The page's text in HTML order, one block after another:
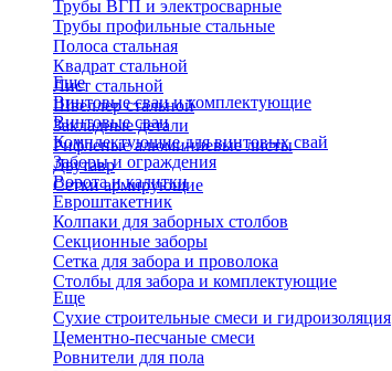
Трубы ВГП и электросварные
Трубы профильные стальные
Полоса стальная
Квадрат стальной
Лист стальной
Швеллер стальной
Закладные детали
Рифленые алюминиевые листы
Двутавр
Сетки армирующие
Еще
Винтовые сваи и комплектующие
Винтовые сваи
Комплектующие для винтовых свай
Заборы и ограждения
Ворота и калитки
Евроштакетник
Колпаки для заборных столбов
Секционные заборы
Сетка для забора и проволока
Столбы для забора и комплектующие
Еще
Сухие строительные смеси и гидроизоляция
Цементно-песчаные смеси
Ровнители для пола